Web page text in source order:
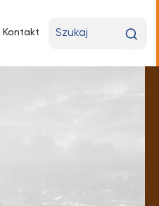
Kontakt
wyszukiwaną